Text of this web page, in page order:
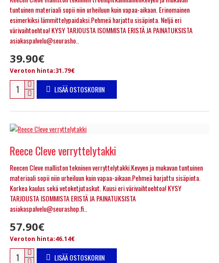
tuntuinen materiaali sopii niin urheiluun kuin vapaa-aikaan. Erinomainen
esimerkiksi lämmittelypaidaksi.Pehmeä harjattu sisäpinta. Neljä eri
värivaihtoehtoa! KYSY TARJOUSTA ISOMMISTA ERISTÄ JA PAINATUKSISTA
asiakaspalvelu@seurasho..
39.90€
Veroton hinta:31.79€
LISÄÄ OSTOSKORIIN
Reece Cleve verryttelytakki
Reecen Cleve malliston tekninen verryttelytakki.Kevyen ja mukavan tuntuinen
materiaali sopii niin urheiluun kuin vapaa-aikaan.Pehmeä harjattu sisäpinta.
Korkea kaulus sekä vetoketjutaskut. Kuusi eri värivaihtoehtoa! KYSY
TARJOUSTA ISOMMISTA ERISTÄ JA PAINATUKSISTA
asiakaspalvelu@seurashop.fi..
57.90€
Veroton hinta:46.14€
LISÄÄ OSTOSKORIIN